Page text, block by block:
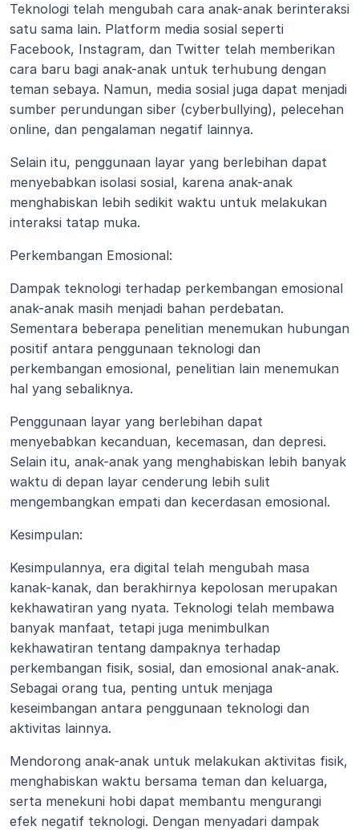
Teknologi telah mengubah cara anak-anak berinteraksi
satu sama lain. Platform media sosial seperti
Facebook, Instagram, dan Twitter telah memberikan
cara baru bagi anak-anak untuk terhubung dengan
teman sebaya. Namun, media sosial juga dapat menjadi
sumber perundungan siber (cyberbullying), pelecehan
online, dan pengalaman negatif lainnya.
Selain itu, penggunaan layar yang berlebihan dapat
menyebabkan isolasi sosial, karena anak-anak
menghabiskan lebih sedikit waktu untuk melakukan
interaksi tatap muka.
Perkembangan Emosional:
Dampak teknologi terhadap perkembangan emosional
anak-anak masih menjadi bahan perdebatan.
Sementara beberapa penelitian menemukan hubungan
positif antara penggunaan teknologi dan
perkembangan emosional, penelitian lain menemukan
hal yang sebaliknya.
Penggunaan layar yang berlebihan dapat
menyebabkan kecanduan, kecemasan, dan depresi.
Selain itu, anak-anak yang menghabiskan lebih banyak
waktu di depan layar cenderung lebih sulit
mengembangkan empati dan kecerdasan emosional.
Kesimpulan:
Kesimpulannya, era digital telah mengubah masa
kanak-kanak, dan berakhirnya kepolosan merupakan
kekhawatiran yang nyata. Teknologi telah membawa
banyak manfaat, tetapi juga menimbulkan
kekhawatiran tentang dampaknya terhadap
perkembangan fisik, sosial, dan emosional anak-anak.
Sebagai orang tua, penting untuk menjaga
keseimbangan antara penggunaan teknologi dan
aktivitas lainnya.
Mendorong anak-anak untuk melakukan aktivitas fisik,
menghabiskan waktu bersama teman dan keluarga,
serta menekuni hobi dapat membantu mengurangi
efek negatif teknologi. Dengan menyadari dampak